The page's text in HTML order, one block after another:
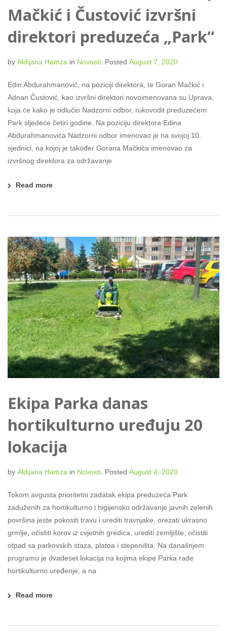
Mačkić i Čustović izvršni
direktori preduzeća „Park“
by Aldijana Hamza in Novosti. Posted August 7, 2020
Edin Abdurahmanović, na poziciji direktora, te Goran Mačkić i
Adnan Čustović, kao izvršni direktori novoimenovana su Uprava,
koja će kako je odlučio Nadzorni odbor, rukovodit preduzećem
Park sljedeće četiri godine. Na poziciju direktora Edina
Abdurahmanovića Nadzorni odbor imenovao je na svojoj 10.
sjednici, na kojoj je također Gorana Mačkića imenovao za
izvršnog direktora za održavanje
Read more
Ekipa Parka danas
hortikulturno uređuju 20
lokacija
by Aldijana Hamza in Novosti Posted August 4, 2020
Tokom avgusta prioritetni zadatak ekipa preduzeća Park
zaduženih za hortikulturno i higijensko održavanje javnih zelenih
površina jeste pokositi travu i urediti travnjake, orezati ukrasno
grmlje, očistiti korov iz cvjetnih gredica, urediti zemljište, očistiti
otpad sa parkovskih staza, platoa i stepeništa. Na današnjem
programu je dvadeset lokacija na kojima ekipe Parka rade
hortikulturno uređenje, a na
Read more